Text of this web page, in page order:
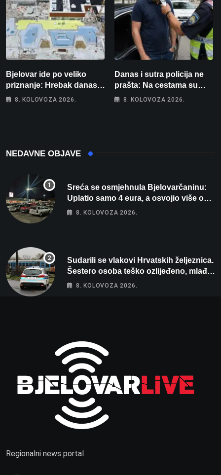
Bjelovar ide po veliko
priznanje: Hrebak danas u
Parizu predstavlja
8. KOLOVOZA 2026.
Danas i sutra policija ne
prašta: Na cestama su
posebno na meti ovi
8. KOLOVOZA 2026.
NEDAVNE OBJAVE
Sreća se osmjehnula Bjelovarčaninu:
Uplatio samo 4 eura, a osvojio više od
80 tisuća eura
8. KOLOVOZA 2026.
Sudarili se vlakovi Hrvatskih željeznica.
Šestero osoba teško ozlijeđeno, mlađa
žena na intenzivnoj
8. KOLOVOZA 2026.
Regionalni news portal